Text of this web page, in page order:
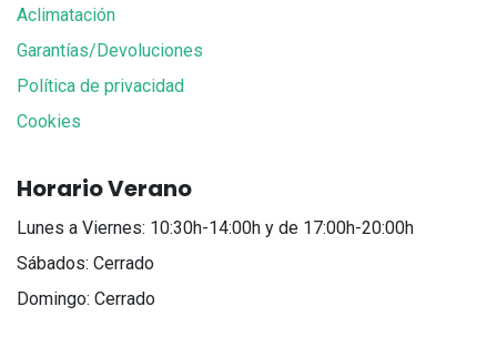
Aclimatación
Garantías/Devoluciones
Política de privacidad
Cookies
Horario Verano
Lunes a Viernes: 10:30h-14:00h y de 17:00h-20:00h
Sábados: Cerrado
Domingo: Cerrado